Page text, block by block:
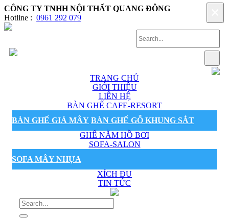
CÔNG TY TNHH NỘI THẤT QUANG ĐÔNG
Hotline : 0961 292 079
TRANG CHỦ
GIỚI THIỆU
LIÊN HỆ
BÀN GHẾ CAFE-RESORT
BÀN GHẾ GIẢ MÂY BÀN GHẾ GỖ KHUNG SẮT
GHẾ NẰM HỒ BƠI
SOFA-SALON
SOFA MÂY NHỰA
XÍCH ĐU
TIN TỨC